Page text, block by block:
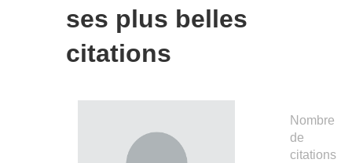
ses plus belles
citations
Nombre
de
citations